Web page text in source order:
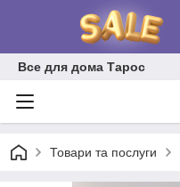
Все для дома Тарос
Товари та послуги